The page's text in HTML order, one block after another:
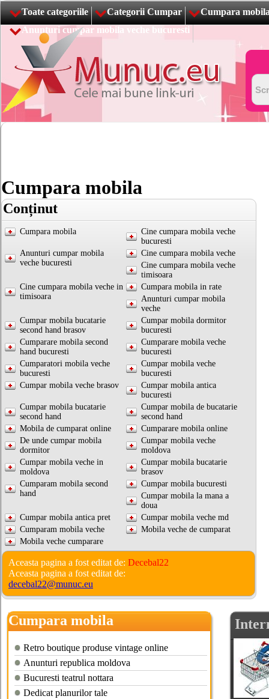
Toate categoriile Categorii Cumpar
Cumpara
Anunturi cumpar mobila veche bucuresti
Cumpara mobila
Conținut
Cumpara mobila
Cine cumpara mobila veche
bucuresti
Anunturi cumpar mobila
veche bucuresti
Cine cumpara mobila veche
Cine cumpara mobila veche
timisoara
Cine cumpara mobila veche in
timisoara
Cumpara mobila in rate
Anunturi cumpar mobila
veche
Cumpar mobila bucatarie
second hand brasov
Cumpar mobila dormitor
bucuresti
Cumparare mobila second
hand bucuresti
Cumparare mobila veche
bucuresti
Cumparatori mobila veche
bucuresti
Cumpar mobila veche
bucuresti
Cumpar mobila veche brasov
Cumpar mobila antica
bucuresti
Cumpar mobila bucatarie
second hand
Cumpar mobila de bucatarie
second hand
Mobila de cumparat online
Cumparare mobila online
De unde cumpar mobila
dormitor
Cumpar mobila veche
moldova
Cumpar mobila veche in
moldova
Cumpar mobila bucatarie
brasov
Cumparam mobila second
hand
Cumpar mobila bucuresti
Cumpar mobila la mana a
doua
Cumpar mobila antica pret
Cumpar mobila veche md
Cumparam mobila veche
Mobila veche de cumparat
Mobila veche cumparare
Aceasta pagina a fost editat de: Decebal22
Aceasta pagina a fost editat de:
decebal22@munuc.eu
Cumpara mobila
Retro boutique produse vintage online
Anunturi republica moldova
Bucuresti teatrul nottara
Dedicat planurilor tale